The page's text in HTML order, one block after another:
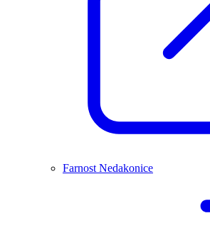
Farnost Nedakonice